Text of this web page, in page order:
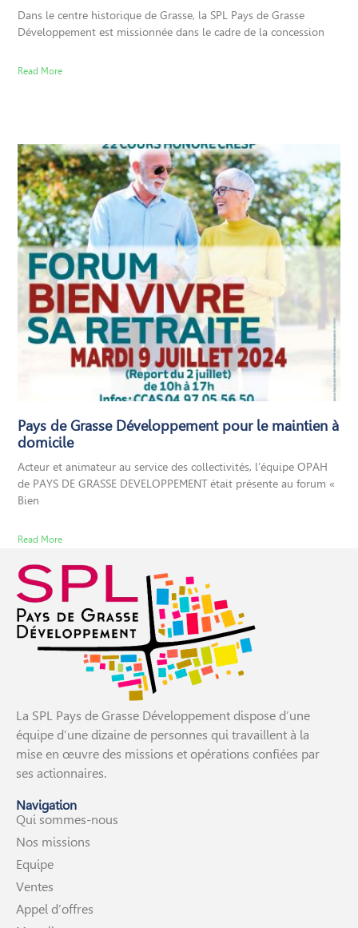
Dans le centre historique de Grasse, la SPL Pays de Grasse
Développement est missionnée dans le cadre de la concession
Read More
Pays de Grasse Développement pour le maintien à
domicile
Acteur et animateur au service des collectivités, l’équipe OPAH
de PAYS DE GRASSE DEVELOPPEMENT était présente au forum «
Bien
Read More
La SPL Pays de Grasse Développement dispose d’une
équipe d’une dizaine de personnes qui travaillent à la
mise en œuvre des missions et opérations confiées par
ses actionnaires.
Navigation
Qui sommes-nous
Nos missions
Equipe
Ventes
Appel d’offres